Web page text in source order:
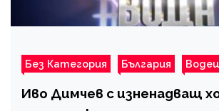
Без Категория България
Иво Димчев с изненадващ